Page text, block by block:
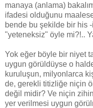
manaya (anlama)
ifadesi olduğunu
bende bu şekilde bir his
"yeteneksiz" öyle mi?!..
Yok eğer böyle bir niyet
uygun görüldüyse o
kuruluşun, milyonlarca
de, gerekli titizliğe niçin
değil midir? Ve niçin
yer verilmesi uygun